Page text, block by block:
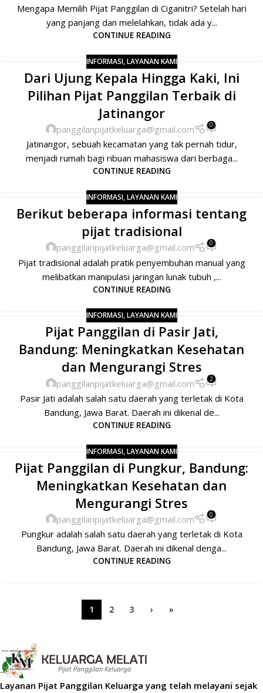
Mengapa Memilih Pijat Panggilan di Ciganitri? Setelah hari
yang panjang dan melelahkan, tidak ada y...
CONTINUE READING
INFORMASI,LAYANAN KAMI
Dari Ujung Kepala Hingga Kaki, Ini
Pilihan Pijat Panggilan Terbaik di
Jatinangor
panggilanpijatkeluarga@gmail.com 0
Jatinangor, sebuah kecamatan yang tak pernah tidur,
menjadi rumah bagi ribuan mahasiswa dari berbaga...
CONTINUE READING
INFORMASI,LAYANAN KAMI
Berikut beberapa informasi tentang
pijat tradisional
panggilanpijatkeluarga@gmail.com 0
Pijat tradisional adalah pratik penyembuhan manual yang
melibatkan manipulasi jaringan lunak tubuh ,...
CONTINUE READING
INFORMASI,LAYANAN KAMI
Pijat Panggilan di Pasir Jati,
Bandung: Meningkatkan Kesehatan
dan Mengurangi Stres
panggilanpijatkeluarga@gmail.com 2
Pasir Jati adalah salah satu daerah yang terletak di Kota
Bandung, Jawa Barat. Daerah ini dikenal de...
CONTINUE READING
INFORMASI,LAYANAN KAMI
Pijat Panggilan di Pungkur, Bandung:
Meningkatkan Kesehatan dan
Mengurangi Stres
panggilanpijatkeluarga@gmail.com 0
Pungkur adalah salah satu daerah yang terletak di Kota
Bandung, Jawa Barat. Daerah ini dikenal denga...
CONTINUE READING
1 2 3 › »
Layanan Pijat Panggilan Keluarga yang telah melayani sejak